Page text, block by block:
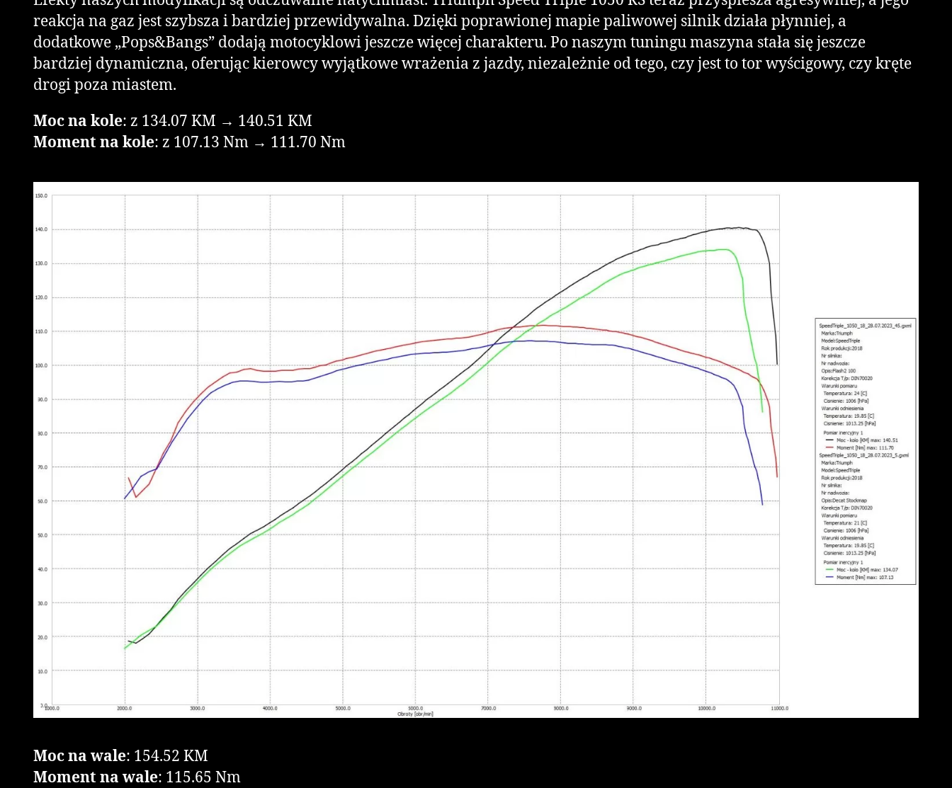
reakcja na gaz jest szybsza i bardziej przewidywalna. Dzięki poprawionej mapie paliwowej silnik działa płynniej, a
dodatkowe „Pops&Bangs” dodają motocyklowi jeszcze więcej charakteru. Po naszym tuningu maszyna stała się jeszcze
bardziej dynamiczna, oferując kierowcy wyjątkowe wrażenia z jazdy, niezależnie od tego, czy jest to tor wyścigowy, czy kręte
drogi poza miastem.
Moc na kole: z 134.07 KM → 140.51 KM
Moment na kole: z 107.13 Nm → 111.70 Nm
Moc na wale: 154.52 KM
Moment na wale: 115.65 Nm